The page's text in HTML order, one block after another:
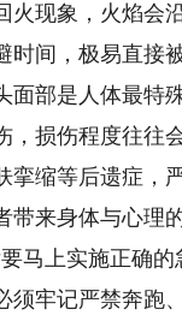
火现象，火焰会
时间，极易直接
部是人体最特殊
，损伤程度往往
挛缩等后遗症，
带来身体与心理
上实施正确的
须牢记严禁奔跑